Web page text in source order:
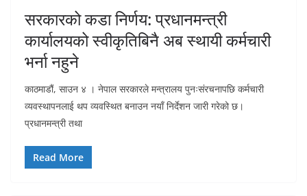
सरकारको कडा निर्णय: प्रधानमन्त्री
कार्यालयको स्वीकृतिबिनै अब स्थायी कर्मचारी
भर्ना नहुने
काठमाडौं, साउन ४ । नेपाल सरकारले मन्त्रालय पुनःसंरचनापछि कर्मचारी
व्यवस्थापनलाई थप व्यवस्थित बनाउन नयाँ निर्देशन जारी गरेको छ।
प्रधानमन्त्री तथा
Read More